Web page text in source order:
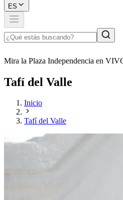
ES
Mira la Plaza Independencia en
Tafí del Valle
Inicio
Tafí del Valle